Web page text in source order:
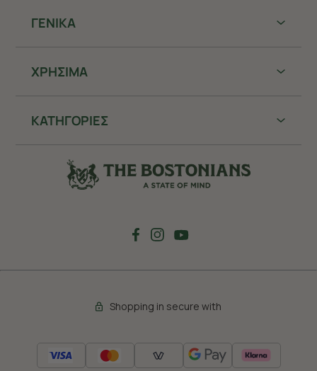
ΓΕΝΙΚΑ
ΧΡHΣΙΜΑ
ΚΑΤΗΓΟΡΙΕΣ
Shopping in secure with